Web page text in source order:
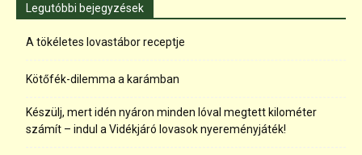
Legutóbbi bejegyzések
A tökéletes lovastábor receptje
Kötőfék-dilemma a karámban
Készülj, mert idén nyáron minden lóval megtett kilométer
számít – indul a Vidékjáró lovasok nyereményjáték!